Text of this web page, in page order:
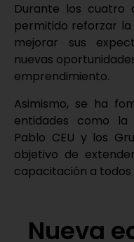
Durante los cuatro
permitido reforzar la
mejorar sus
nuevas
emprendimiento.
Asimismo, se ha
entidades como la
Pablo CEU y los
objetivo de
capacitación a todos
Nueva